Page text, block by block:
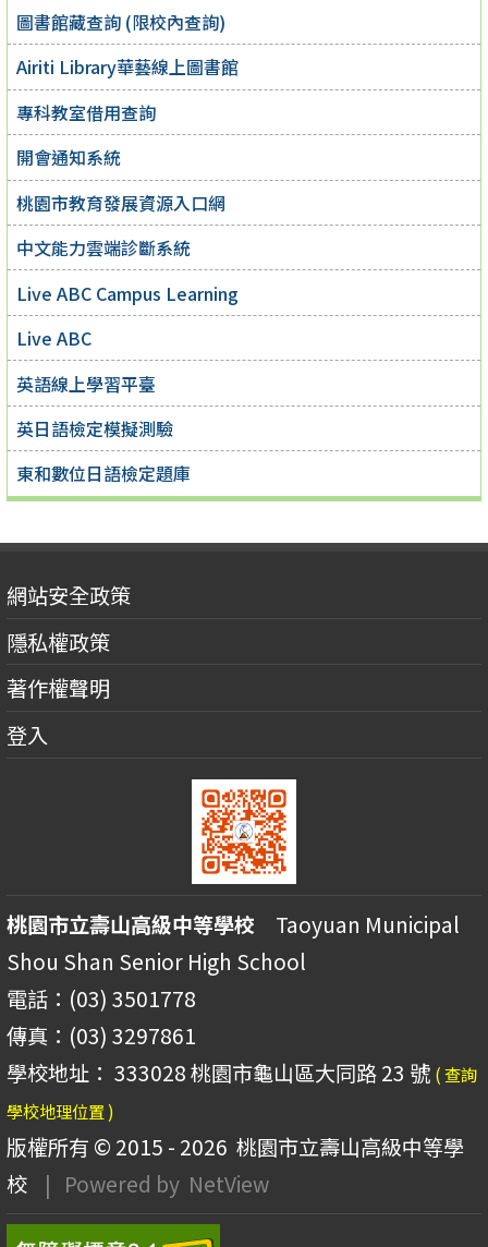
圖書館藏查詢 (限校內查詢)
Airiti Library華藝線上圖書館
專科教室借用查詢
開會通知系統
桃園市教育發展資源入口網
中文能力雲端診斷系統
Live ABC Campus Learning
Live ABC
英語線上學習平臺
英日語檢定模擬測驗
東和數位日語檢定題庫
網站安全政策
隱私權政策
著作權聲明
登入
桃園市立壽山高級中等學校 Taoyuan Municipal
Shou Shan Senior High School
電話：(03) 3501778
傳真：(03) 3297861
學校地址： 333028 桃園市龜山區大同路 23 號 ( 查詢
學校地理位置 )
版權所有 © 2015 - 2026 桃園市立壽山高級中等學
校
| Powered by NetView